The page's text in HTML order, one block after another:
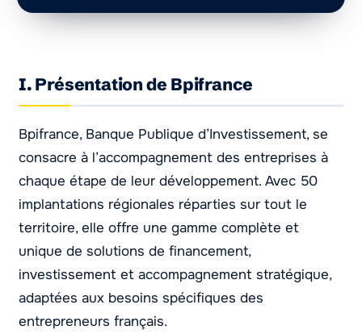
I. Présentation de Bpifrance
Bpifrance, Banque Publique d’Investissement, se
consacre à l’accompagnement des entreprises à
chaque étape de leur développement. Avec 50
implantations régionales réparties sur tout le
territoire, elle offre une gamme complète et
unique de solutions de financement,
investissement et accompagnement stratégique,
adaptées aux besoins spécifiques des
entrepreneurs français.